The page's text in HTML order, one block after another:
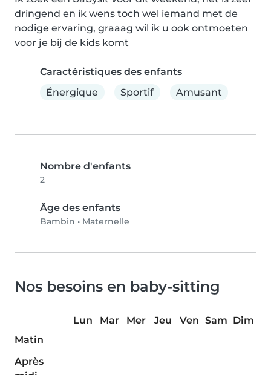
dringend en ik wens toch wel iemand met de
nodige ervaring, graaag wil ik u ook ontmoeten
voor je bij de kids komt
Caractéristiques des enfants
Énergique
Sportif Amusant
Nombre d'enfants
2
Âge des enfants
Bambin • Maternelle
Nos besoins en baby-sitting
Lun Mar Mer Jeu Ven Sam Dim
Matin
Après